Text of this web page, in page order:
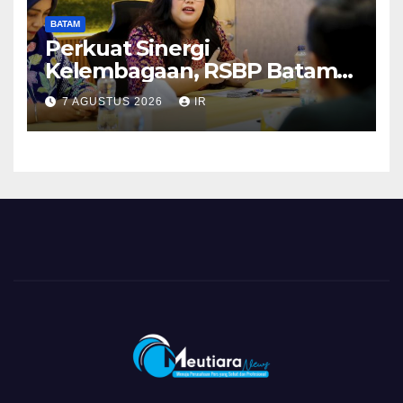
BATAM
Perkuat Sinergi
Kelembagaan, RSBP Batam
dan BPOM Pastikan
Pelayanan dan Ketersediaan
Obat Aman
7 AGUSTUS 2026 IR